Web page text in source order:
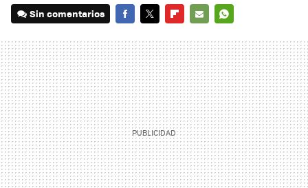
Sin comentarios
MAIL